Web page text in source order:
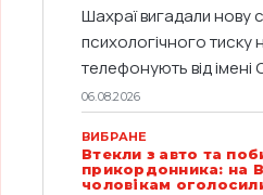
Шахраї вигадали нову
психологічного
телефонують від імені
06.08.2026
ВИБРАНЕ
Втекли з авто та
прикордонника: на
чоловікам